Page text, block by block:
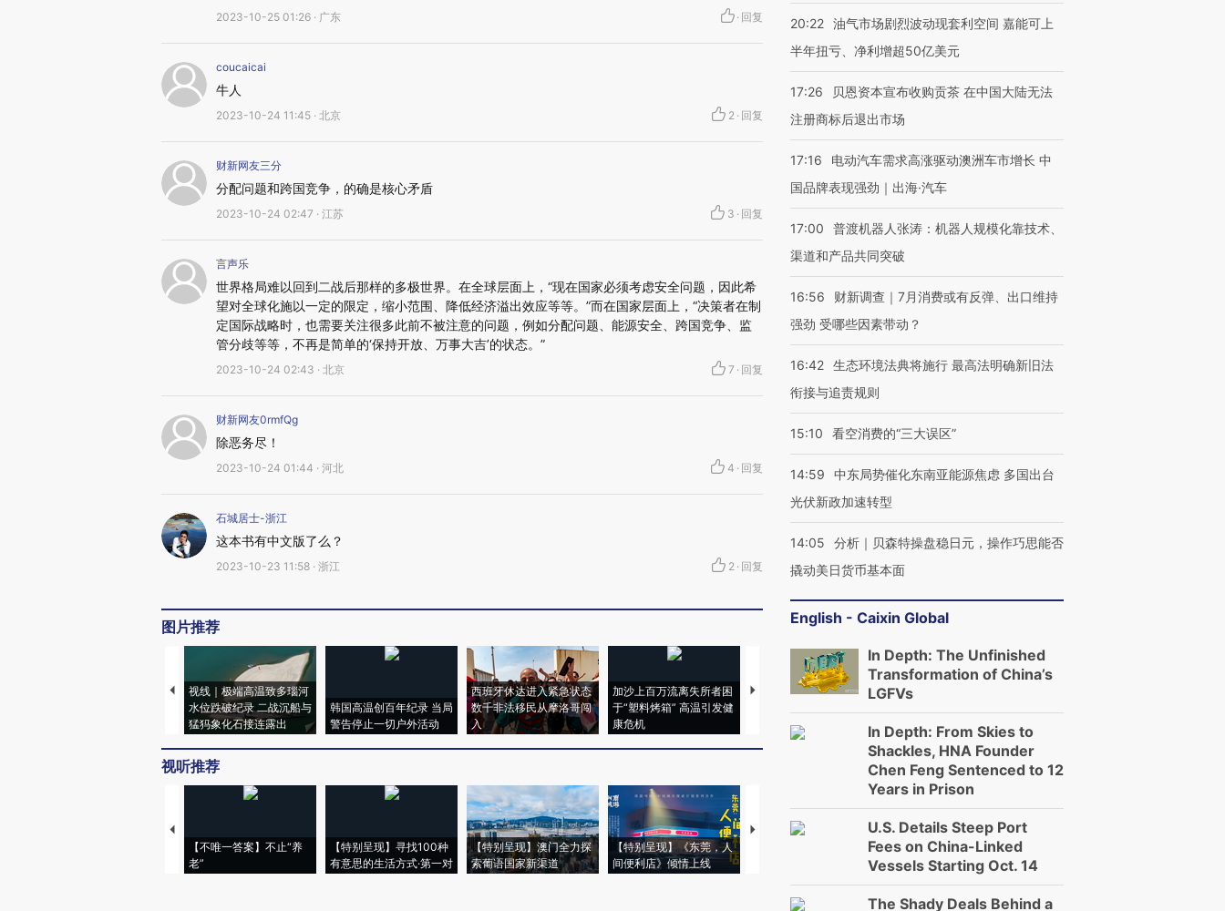
2023-10-25 01:26 · 广东 · 回复
coucaicai
牛人
2023-10-24 11:45 · 北京 2 · 回复
财新网友三分
分配问题和跨国竞争，的确是核心矛盾
2023-10-24 02:47 · 江苏 3 · 回复
言声乐
世界格局难以回到二战后那样的多极世界。在全球层面上，“现在国家必须考虑安全问题，因此希
望对全球化施以一定的限定，缩小范围、降低经济溢出效应等等。”而在国家层面上，“决策者在制
定国际战略时，也需要关注很多此前不被注意的问题，例如分配问题、能源安全、跨国竞争、监
管分歧等等，不再是简单的‘保持开放、万事大吉’的状态。”
2023-10-24 02:43 · 北京 7 · 回复
财新网友0rmfQg
除恶务尽！
2023-10-24 01:44 · 河北 4 · 回复
石城居士-浙江
这本书有中文版了么？
2023-10-23 11:58 · 浙江 2 · 回复
图片推荐
视线｜极端高温致多瑙河
水位跌破纪录 二战沉船与
猛犸象化石接连露出
韩国高温创百年纪录 当局
警告停止一切户外活动
西班牙休达进入紧急状态
数千非法移民从摩洛哥闯
入
加沙上百万流离失所者困
于“塑料烤箱” 高温引发健
康危机
视线｜HYROX的吸金
心“花钱找虐”？
马航飞行员跨国走私7万
毒品
视听推荐
【不唯一答案】不止“养
老”
【特别呈现】寻找100种
有意思的生活方式·第一对
【特别呈现】澳门全力探
索葡语国家新渠道
【特别呈现】《东莞，人
间便利店》倾情上线
【推广】走进第四届链博
会，让数智科技“链”接产
【特别呈现】寻找100种
有意思的生活方式·第三对
20:22 油气市场剧烈波动现套利空间 嘉能可上
半年扭亏、净利增超50亿美元
17:26
贝恩资本宣布收购贡茶 在中国大陆无法
注册商标后退出市场
17:16
电动汽车需求高涨驱动澳洲车市增长 中
国品牌表现强劲｜出海·汽车
17:00
普渡机器人张涛：机器人规模化靠技术、
渠道和产品共同突破
16:56
财新调查｜7月消费或有反弹、出口维持
强劲 受哪些因素带动？
16:42 生态环境法典将施行 最高法明确新旧法
衔接与追责规则
15:10 看空消费的“三大误区”
14:59
中东局势催化东南亚能源焦虑 多国出台
光伏新政加速转型
14:05
分析｜贝森特操盘稳日元，操作巧思能否
撬动美日货币基本面
English - Caixin Global
In Depth: The Unfinished
Transformation of China’s
LGFVs
In Depth: From Skies to
Shackles, HNA Founder
Chen Feng Sentenced to 12
Years in Prison
U.S. Details Steep Port
Fees on China-Linked
Vessels Starting Oct. 14
The Shady Deals Behind a